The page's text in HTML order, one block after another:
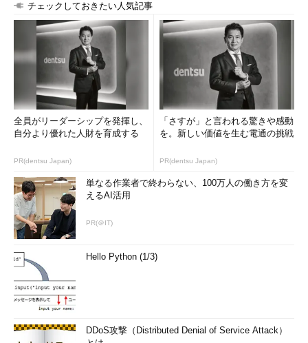
チェックしておきたい人気記事
全員がリーダーシップを発揮し、
自分より優れた人財を育成する
PR(dentsu Japan)
「さすが」と言われる驚きや感動
を。新しい価値を生む電通の挑戦
PR(dentsu Japan)
単なる作業者で終わらない、100万人の働き方を変
えるAI活用
PR(＠IT)
Hello Python (1/3)
DDoS攻撃（Distributed Denial of Service Attack）